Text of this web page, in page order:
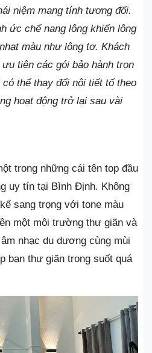
niệm mang tính tương đối.
ức chế nang lông khiến lông
màu như lông tơ. Khách
tiên các gói bảo hành trọn
thể thay đổi nội tiết tố theo
hoạt động trở lại sau vài
trong những cái tên top đầu
uy tín tại Bình Định. Không
sang trọng với tone màu
một môi trường thư giãn và
nhạc du dương cùng mùi
bạn thư giãn trong suốt quá